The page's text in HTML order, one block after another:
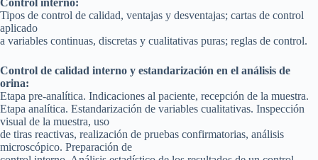
Control interno:
Tipos de control de calidad, ventajas y desventajas; cartas de control
aplicado
a variables continuas, discretas y cualitativas puras; reglas de control.
Control de calidad interno y estandarización en el análisis de
orina:
Etapa pre-analítica. Indicaciones al paciente, recepción de la muestra.
Etapa analítica. Estandarización de variables cualitativas. Inspección
visual de la muestra, uso
de tiras reactivas, realización de pruebas confirmatorias, análisis
microscópico. Preparación de